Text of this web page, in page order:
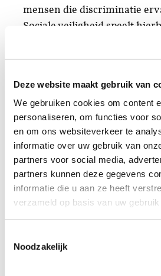
Deze website maakt gebruik van
We gebruiken cookies om content
personaliseren, om functies voor
en om ons websiteverkeer te
informatie over uw gebruik van
partners voor social media,
partners kunnen deze gegevens
informatie die u aan ze heeft
verzameld op basis van uw
Noodzakelijk
mensen die discriminatie
Sociale veiligheid speelt
kan het moeilijk maken om
te praten.
Racisme en
We raden voetbalclubs aan
maatregelen te nemen,
workshops en voorlichting.
mensen helpen discriminatie
herkennen en erkennen.
ook de tools om met deze
gaan en
zowel bij henzelf als bij
dialoog en daadwerkelijke